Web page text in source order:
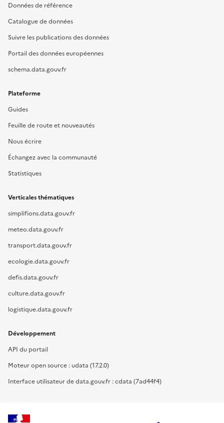
Données de référence
Catalogue de données
Suivre les publications des données
Portail des données européennes
schema.data.gouv.fr
Plateforme
Guides
Feuille de route et nouveautés
Nous écrire
Échangez avec la communauté
Statistiques
Verticales thématiques
simplifions.data.gouv.fr
meteo.data.gouv.fr
transport.data.gouv.fr
ecologie.data.gouv.fr
defis.data.gouv.fr
culture.data.gouv.fr
logistique.data.gouv.fr
Développement
API du portail
Moteur open source : udata (17.2.0)
Interface utilisateur de data.gouv.fr : cdata (7ad44f4)